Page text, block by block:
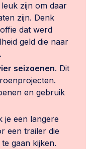
zijn om daar
zijn. Denk
dat werd
geld die naar
seizoenen. Dit
en gebruik
je een langere
een trailer die
gaan kijken.